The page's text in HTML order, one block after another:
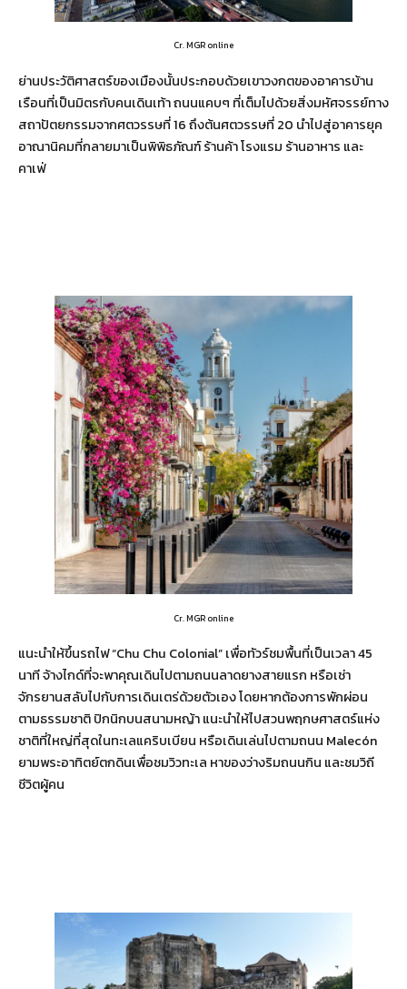
Cr. MGR online
ย่านประวัติศาสตร์ของเมืองนั้นประกอบด้วยเขาวงกตของอาคารบ้าน
เรือนที่เป็นมิตรกับคนเดินเท้า ถนนแคบๆ ที่เต็มไปด้วยสิ่งมหัศจรรย์ทาง
สถาปัตยกรรมจากศตวรรษที่ 16 ถึงต้นศตวรรษที่ 20 นำไปสู่อาคารยุค
อาณานิคมที่กลายมาเป็นพิพิธภัณฑ์ ร้านค้า โรงแรม ร้านอาหาร และ
คาเฟ่
Cr. MGR online
แนะนำให้ขึ้นรถไฟ “Chu Chu Colonial” เพื่อทัวร์ชมพื้นที่เป็นเวลา 45
นาที จ้างไกด์ที่จะพาคุณเดินไปตามถนนลาดยางสายแรก หรือเช่า
จักรยานสลับไปกับการเดินเตร่ด้วยตัวเอง โดยหากต้องการพักผ่อน
ตามธรรมชาติ ปิกนิกบนสนามหญ้า แนะนำให้ไปสวนพฤกษศาสตร์แห่ง
ชาติที่ใหญ่ที่สุดในทะเลแคริบเบียน หรือเดินเล่นไปตามถนน Malecón
ยามพระอาทิตย์ตกดินเพื่อชมวิวทะเล หาของว่างริมถนนกิน และชมวิถี
ชีวิตผู้คน